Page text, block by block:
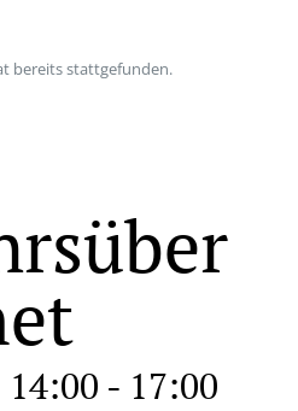
bereits stattgefunden.
14:00 - 17:00